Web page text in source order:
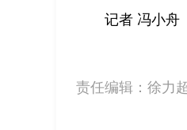
记者 冯小舟
责任编辑： 徐力